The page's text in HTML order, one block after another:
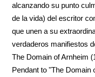
alcanzando su punto
de la vida) del escritor
que unen a su
verdaderos manifiestos
The Domain of Arnheim
Pendant to "The Domain